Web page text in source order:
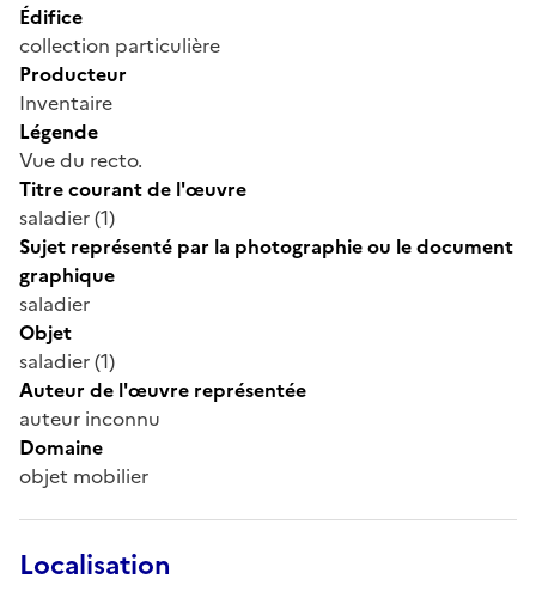
Édifice
collection particulière
Producteur
Inventaire
Légende
Vue du recto.
Titre courant de l'œuvre
saladier (1)
Sujet représenté par la photographie ou le document
graphique
saladier
Objet
saladier (1)
Auteur de l'œuvre représentée
auteur inconnu
Domaine
objet mobilier
Localisation